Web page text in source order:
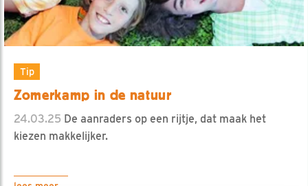
Tip
Zomerkamp in de natuur
24.03.25 De aanraders op een rijtje, dat maak het
kiezen makkelijker.